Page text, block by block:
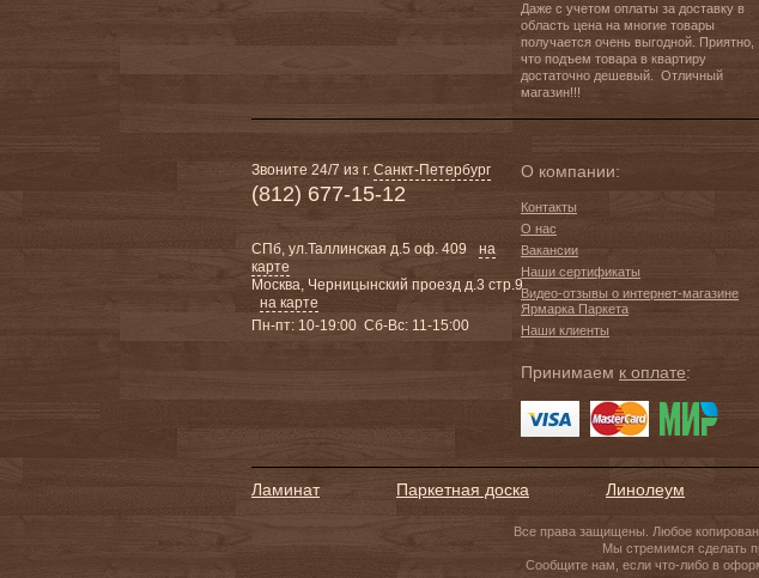
Даже с учетом оплаты за доставку в
область цена на многие товары
получается очень выгодной. Приятно,
что подъем товара в квартиру
достаточно дешевый.  Отличный
магазин!!!
Звоните 24/7 из г. Санкт-Петербург
(812) 677-15-12
СПб, ул.Таллинская д.5 оф. 409
на
карте
Москва, Черницынский проезд д.3 стр.9
на карте
Пн-пт: 10-19:00 Сб-Вс: 11-15:00
О компании:
Контакты
О нас
Вакансии
Наши сертификаты
Видео-отзывы о интернет-магазине
Ярмарка Паркета
Наши клиенты
Принимаем к оплате:
Ламинат Паркетная доска Линолеум
Все права защищены. Любое
Мы стремимся сделать
Сообщите нам, если что-либо в